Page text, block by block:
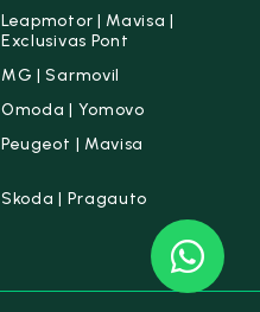
Leapmotor | Mavisa |
Exclusivas Pont
MG | Sarmovil
Omoda | Yomovo
Peugeot | Mavisa
Skoda | Pragauto